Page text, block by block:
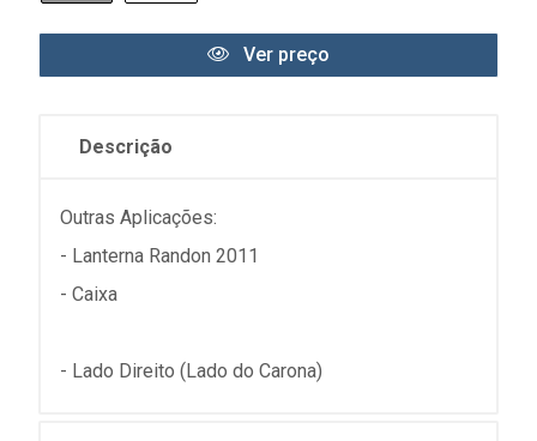
Ver preço
Descrição
Outras Aplicações:
- Lanterna Randon 2011
- Caixa
- Lado Direito (Lado do Carona)